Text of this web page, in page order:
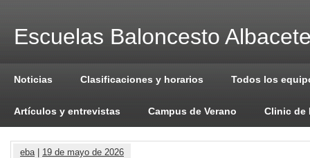
Escuelas Baloncesto
Noticias Clasificaciones y horarios Todos los
Artículos y entrevistas Campus de Verano Clinic de
eba| 19 de mayo de 2026